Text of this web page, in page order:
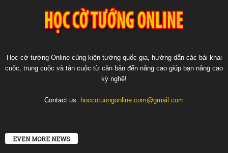
Học cờ tướng Online cùng kiện tướng quốc gia, hướng dẫn các bài khai
cuộc, trung cuộc và tàn cuộc từ căn bản đến nâng cao giúp bạn nâng cao
kỳ nghệ!
Contact us: hoccotuongonline.com@gmail.com
EVEN MORE NEWS